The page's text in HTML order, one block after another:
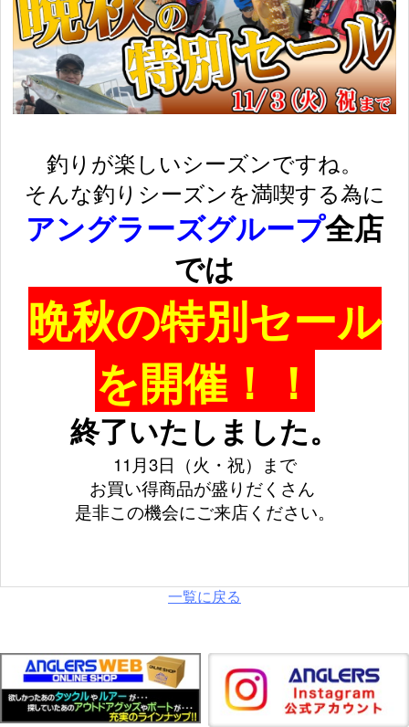
釣りが楽しいシーズンですね。
そんな釣りシーズンを満喫する為に
アングラーズグループ全店
では
晩秋の特別セール
を開催！！
終了いたしました。
11月3日（火・祝）まで
お買い得商品が盛りだくさん
是非この機会にご来店ください。
一覧に戻る